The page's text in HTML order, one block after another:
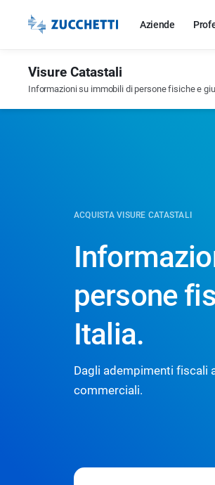
Aziende
Visure Catastali
Informazioni su immobili di persone fisiche e
ACQUISTA VISURE CATASTALI
persone
Italia.
Dagli adempimenti fiscali
commerciali.